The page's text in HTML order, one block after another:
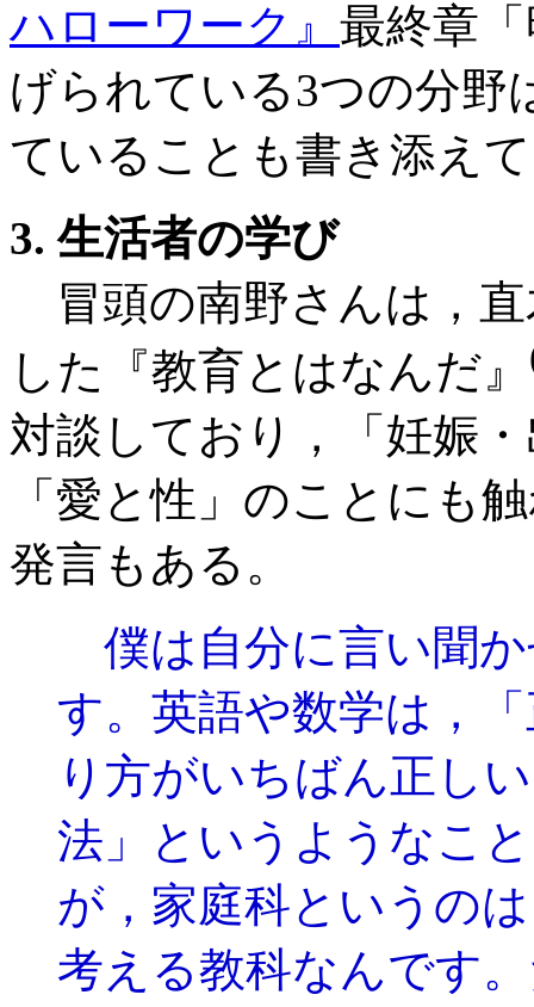
ハローワーク』 最終章
げられている3つの分野
ていることも書き添え
3. 生活者の学び
冒頭の南野さんは，
した『教育とはなんだ』
対談しており，「妊娠
「愛と性」のことにも
発言もある。
僕は自分に言い聞
す。英語や数学は，
り方がいちばん正し
法」というようなこ
が，家庭科というの
考える教科なんです